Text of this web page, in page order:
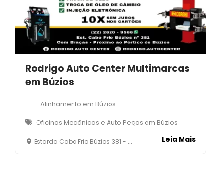
Rodrigo Auto Center Multimarcas
em Búzios
Alinhamento em Búzios
Oficinas Mecânicas e Auto Peças em Búzios
Estarda Cabo Frio Búzios, 381 - Cem Braças - Armaçaõ dos Búzios Leia Mais